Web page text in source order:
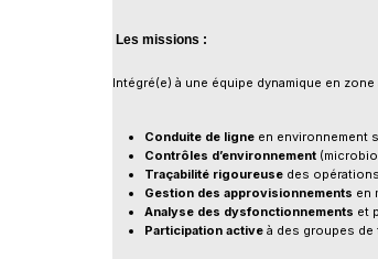
Les missions :
Intégré(e) à une équipe dynamique en
Conduite de ligneen environnement
Contrôles d’environnement
Traçabilité rigoureusedes
Gestion des approvisionnements en
Analyse des dysfonctionnements et
Participation activeà des groupes de